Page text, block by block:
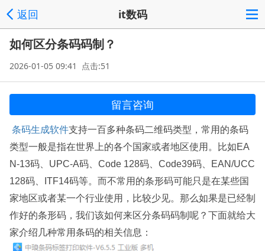
返回 it数码
如何区分条码码制？
2026-01-05 09:41 点击:51
留言咨询
条码生成软件支持一百多种条码二维码类型，常用的条码
类型一般是指在世界上的各个国家或者地区使用。比如EA
N-13码、UPC-A码、Code 128码、Code39码、EAN/UCC
128码、ITF14码等。而不常用的条形码可能只是在某些国
家地区或者某一个行业使用，比较少见。那么如果是已经制
作好的条形码，我们该如何来区分条码码制呢？下面就给大
家介绍几种常用条码的相关信息：